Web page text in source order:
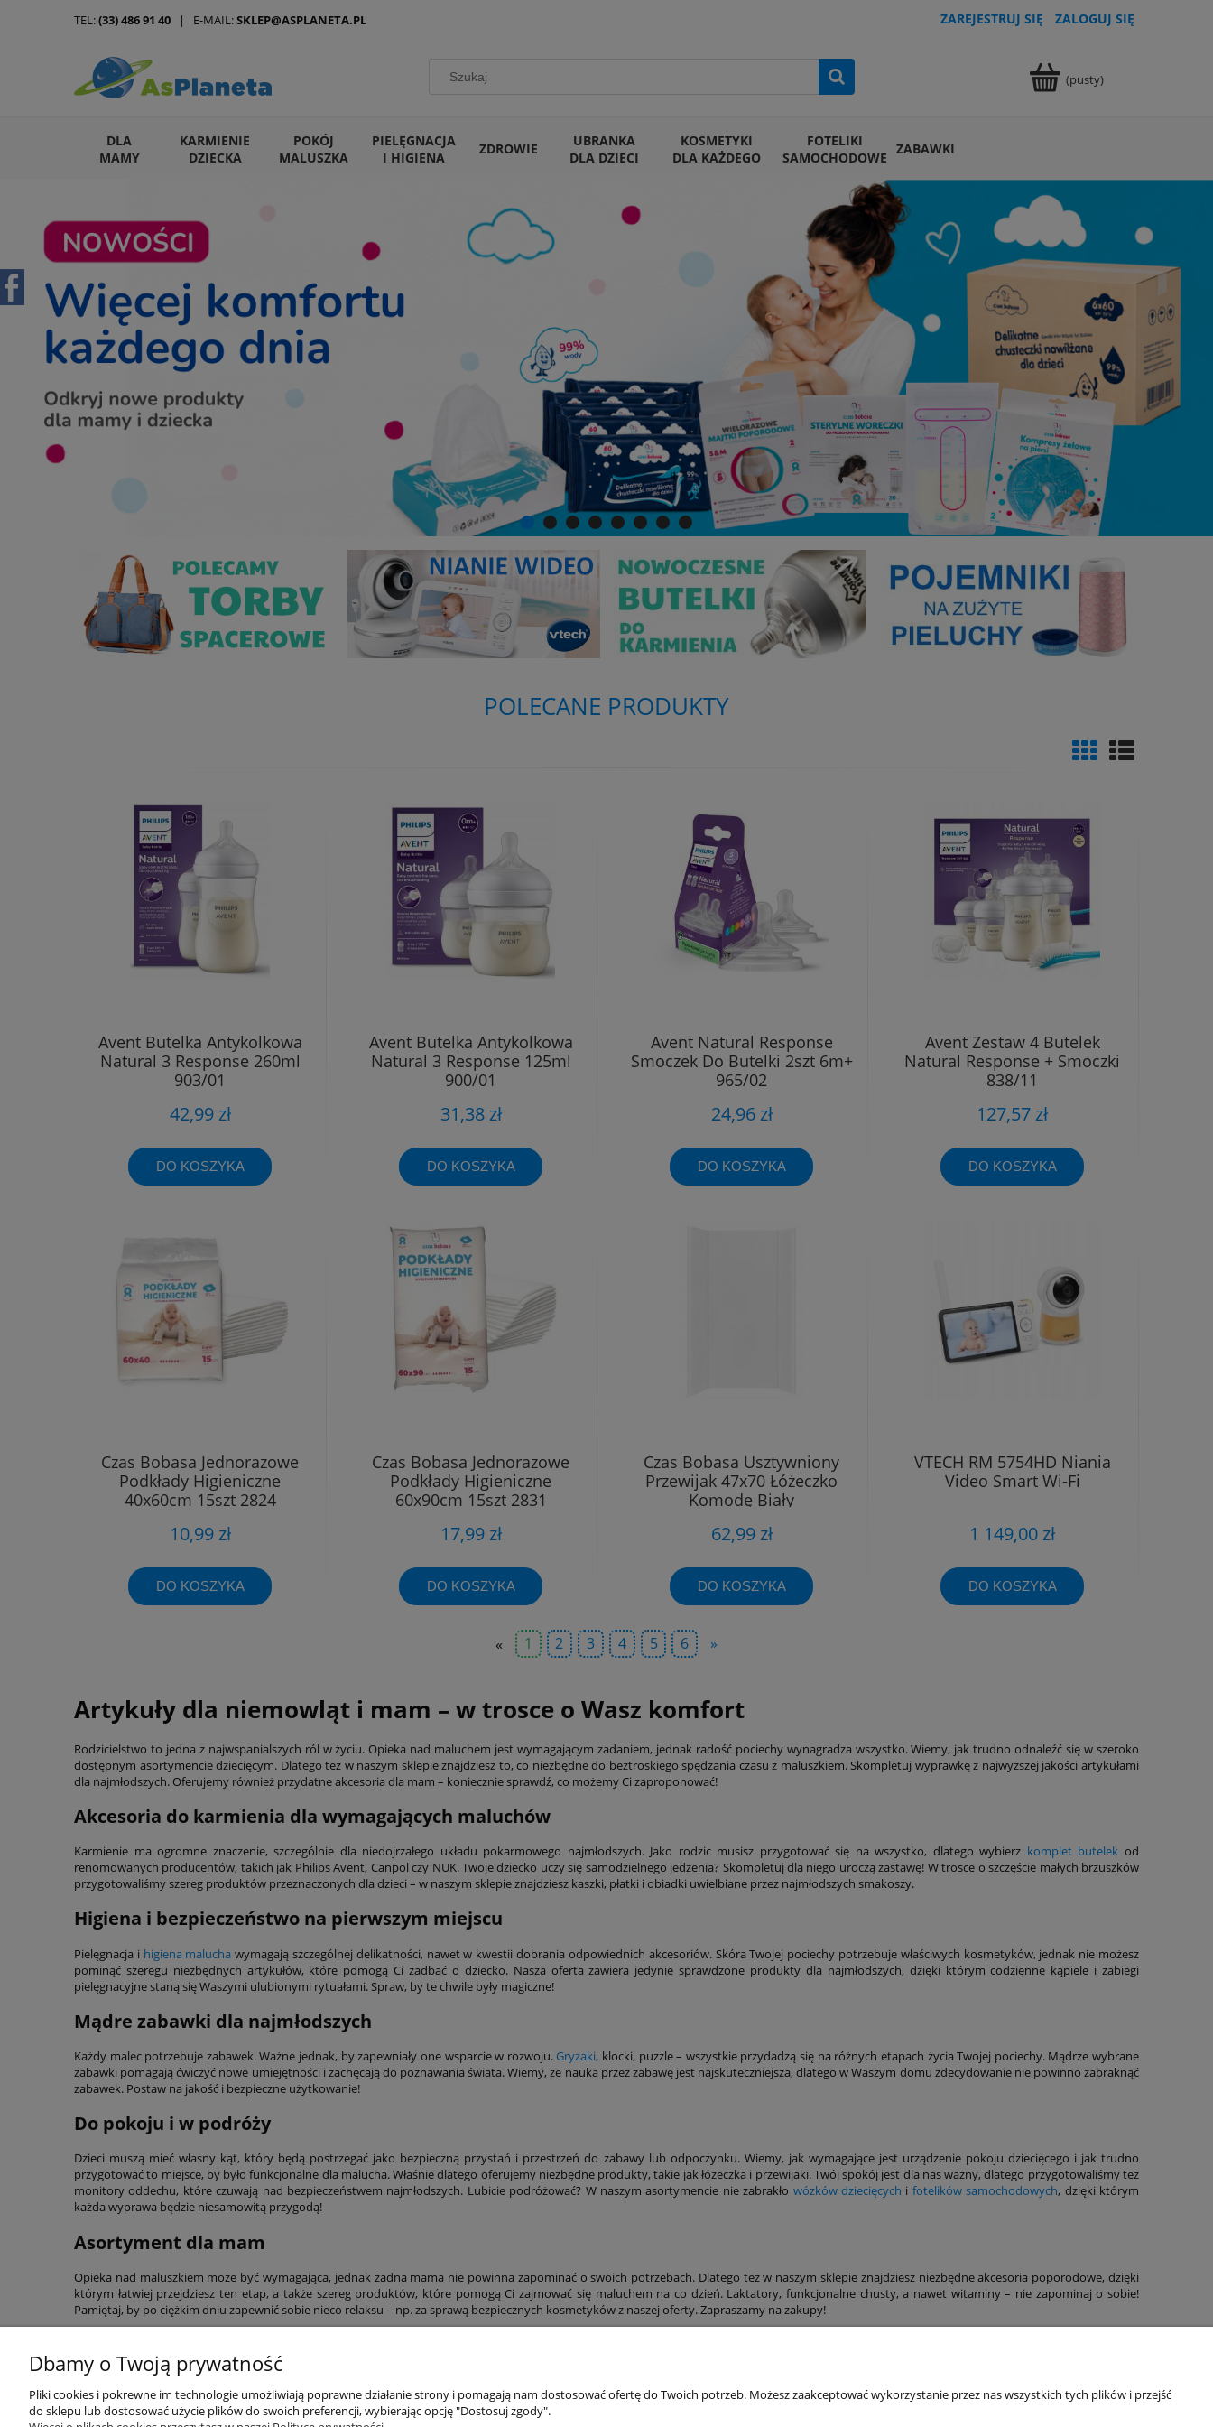
ZAREJESTRUJ SIĘ ZALOGUJ SIĘ
(pusty)
DLA
MAMY
KARMIENIE
DZIECKA
POKÓJ
MALUSZKA
PIELĘGNACJA
I HIGIENA
ZDROWIE
UBRANKA
DLA DZIECI
KOSMETYKI
DLA KAŻDEGO
FOTELIKI
SAMOCHODOWE ZABAWKI
TEL:(33) 486 91 40 | E-MAIL:SKLEP@ASPLANETA.PL
POLECANE PRODUKTY
Avent Butelka Antykolkowa
Natural 3 Response 260ml
903/01
42,99 zł
DO KOSZYKA
Avent Butelka Antykolkowa
Natural 3 Response 125ml
900/01
31,38 zł
DO KOSZYKA
Avent Natural Response
Smoczek Do Butelki 2szt 6m+
965/02
24,96 zł
DO KOSZYKA
Avent Zestaw 4 Butelek
Natural Response + Smoczki
838/11
127,57 zł
DO KOSZYKA
Czas Bobasa Jednorazowe
Podkłady Higieniczne
40x60cm 15szt 2824
10,99 zł
DO KOSZYKA
Czas Bobasa Jednorazowe
Podkłady Higieniczne
60x90cm 15szt 2831
17,99 zł
DO KOSZYKA
Czas Bobasa Usztywniony
Przewijak 47x70 Łóżeczko
Komodę Biały
62,99 zł
DO KOSZYKA
VTECH RM 5754HD Niania
Video Smart Wi-Fi
1 149,00 zł
DO KOSZYKA
« 1 2 3 4 5 6 »
Artykuły dla niemowląt i mam – w trosce o Wasz komfort
Rodzicielstwo to jedna z najwspanialszych ról w życiu. Opieka nad maluchem jest wymagającym zadaniem, jednak radość pociechy wynagradza wszystko. Wiemy, jak trudno odnaleźć się w szeroko
dostępnym asortymencie dziecięcym. Dlatego też w naszym sklepie znajdziesz to, co niezbędne do beztroskiego spędzania czasu z maluszkiem. Skompletuj wyprawkę z najwyższej jakości artykułami
dla najmłodszych. Oferujemy również przydatne akcesoria dla mam – koniecznie sprawdź, co możemy Ci zaproponować!
Akcesoria do karmienia dla wymagających maluchów
Karmienie ma ogromne znaczenie, szczególnie dla niedojrzałego układu pokarmowego najmłodszych. Jako rodzic musisz przygotować się na wszystko, dlatego wybierz komplet butelek od
renomowanych producentów, takich jak Philips Avent, Canpol czy NUK. Twoje dziecko uczy się samodzielnego jedzenia? Skompletuj dla niego uroczą zastawę! W trosce o szczęście małych brzuszków
przygotowaliśmy szereg produktów przeznaczonych dla dzieci – w naszym sklepie znajdziesz kaszki, płatki i obiadki uwielbiane przez najmłodszych smakoszy.
Higiena i bezpieczeństwo na pierwszym miejscu
Pielęgnacja i higiena malucha wymagają szczególnej delikatności, nawet w kwestii dobrania odpowiednich akcesoriów. Skóra Twojej pociechy potrzebuje właściwych kosmetyków, jednak nie możesz
pominąć szeregu niezbędnych artykułów, które pomogą Ci zadbać o dziecko. Nasza oferta zawiera jedynie sprawdzone produkty dla najmłodszych, dzięki którym codzienne kąpiele i zabiegi
pielęgnacyjne staną się Waszymi ulubionymi rytuałami. Spraw, by te chwile były magiczne!
Mądre zabawki dla najmłodszych
Każdy malec potrzebuje zabawek. Ważne jednak, by zapewniały one wsparcie w rozwoju. Gryzaki, klocki, puzzle – wszystkie przydadzą się na różnych etapach życia Twojej pociechy. Mądrze wybrane
zabawki pomagają ćwiczyć nowe umiejętności i zachęcają do poznawania świata. Wiemy, że nauka przez zabawę jest najskuteczniejsza, dlatego w Waszym domu zdecydowanie nie powinno zabraknąć
zabawek. Postaw na jakość i bezpieczne użytkowanie!
Do pokoju i w podróży
Dzieci muszą mieć własny kąt, który będą postrzegać jako bezpieczną przystań i przestrzeń do zabawy lub odpoczynku. Wiemy, jak wymagające jest urządzenie pokoju dziecięcego i jak trudno
przygotować to miejsce, by było funkcjonalne dla malucha. Właśnie dlatego oferujemy niezbędne produkty, takie jak łóżeczka i przewijaki. Twój spokój jest dla nas ważny, dlatego przygotowaliśmy też
monitory oddechu, które czuwają nad bezpieczeństwem najmłodszych. Lubicie podróżować? W naszym asortymencie nie zabrakło wózków dziecięcych i fotelików samochodowych, dzięki którym
każda wyprawa będzie niesamowitą przygodą!
Asortyment dla mam
Opieka nad maluszkiem może być wymagająca, jednak żadna mama nie powinna zapominać o swoich potrzebach. Dlatego też w naszym sklepie znajdziesz niezbędne akcesoria poporodowe, dzięki
którym łatwiej przejdziesz ten etap, a także szereg produktów, które pomogą Ci zajmować się maluchem na co dzień. Laktatory, funkcjonalne chusty, a nawet witaminy – nie zapominaj o sobie!
Pamiętaj, by po ciężkim dniu zapewnić sobie nieco relaksu – np. za sprawą bezpiecznych kosmetyków z naszej oferty. Zapraszamy na zakupy!
Przydatne linki Warunki zakupów Moje konto Informacje o sklepie
Dbamy o Twoją prywatność
Pliki cookies i pokrewne im technologie umożliwiają poprawne działanie strony i pomagają nam dostosować ofertę do Twoich potrzeb. Możesz zaakceptować wykorzystanie przez nas wszystkich tych plików i przejść
do sklepu lub dostosować użycie plików do swoich preferencji, wybierając opcję "Dostosuj zgody".